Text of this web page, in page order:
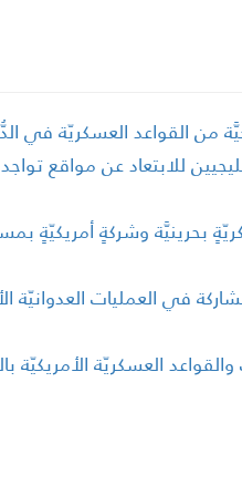
من القواعد العسكريّة في
للابتعاد عن مواقع تواجد
بحرينيَّة وشركةٍ أمريكيّةٍ
في العمليات العدوانيّة
العسكريّة الأمريكيّة